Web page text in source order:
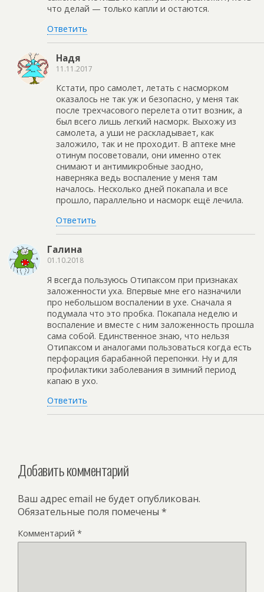
что делай — только капли и остаются.
Ответить
Надя
11.11.2017
Кстати, про самолет, летать с насморком
оказалось не так уж и безопасно, у меня так
после трехчасового перелета отит возник, а
был всего лишь легкий насморк. Выхожу из
самолета, а уши не раскладывает, как
заложило, так и не проходит. В аптеке мне
отинум посоветовали, они именно отек
снимают и антимикробные заодно,
наверняка ведь воспаление у меня там
началось. Несколько дней покапала и все
прошло, параллельно и насморк ещё лечила.
Ответить
Галина
01.10.2018
Я всегда пользуюсь Отипаксом при признаках
заложенности уха. Впервые мне его назначили
про небольшом воспалении в ухе. Сначала я
подумала что это пробка. Покапала неделю и
воспаление и вместе с ним заложенность прошла
сама собой. Единственное знаю, что нельзя
Отипаксом и аналогами пользоваться когда есть
перфорация барабанной перепонки. Ну и для
профилактики заболевания в зимний период
капаю в ухо.
Ответить
Добавить комментарий
Ваш адрес email не будет опубликован.
Обязательные поля помечены *
Комментарий *